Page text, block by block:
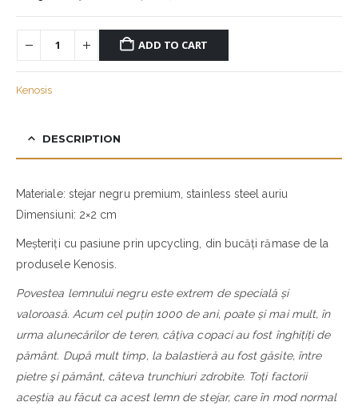
ADD TO CART
Kenosis
DESCRIPTION
Materiale: stejar negru premium, stainless steel auriu
Dimensiuni: 2×2 cm
Meșteriți cu pasiune prin upcycling, din bucăți rămase de la
produsele Kenosis.
Povestea lemnului negru este extrem de specială și
valoroasă. Acum cel puțin 1000 de ani, poate și mai mult, în
urma alunecărilor de teren, câțiva copaci au fost înghițiți de
pământ. După mult timp, la balastieră au fost găsite, între
pietre şi pământ, câteva trunchiuri zdrobite. Toți factorii
aceștia au făcut ca acest lemn de stejar, care în mod normal